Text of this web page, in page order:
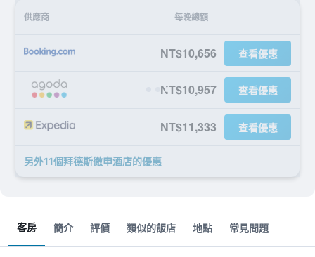
供應商 每晚總額
NT$10,656 查看優惠
NT$10,957 查看優惠
NT$11,333 查看優惠
另外11個拜德斯徹申酒店​的優惠
客房 簡介 評價 類似的飯店 地點 常見問題